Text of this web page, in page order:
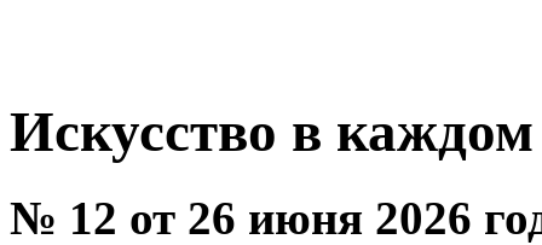
Искусство в каждом
№ 12 от 26 июня 2026